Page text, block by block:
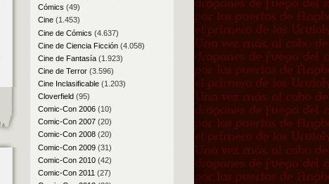
Cómics (49)
Cine(1.453)
Cine de Cómics (4.637)
Cine de Ciencia Ficción(4.058)
Cine de Fantasía(1.923)
Cine de Terror(3.596)
Cine Inclasificable(1.203)
Cloverfield(95)
Comic-Con 2006(10)
Comic-Con 2007(20)
Comic-Con 2008(20)
Comic-Con 2009(31)
Comic-Con 2010(42)
Comic-Con 2011 (27)